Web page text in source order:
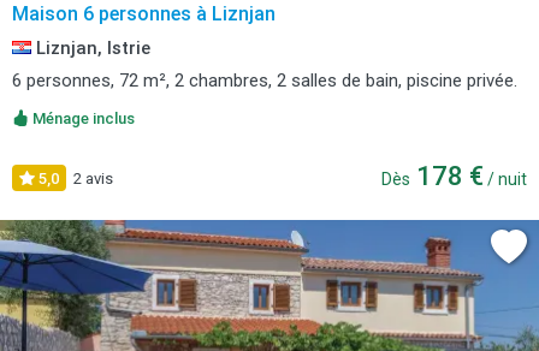
Maison 6 personnes à Liznjan
Liznjan, Istrie
6 personnes, 72 m², 2 chambres, 2 salles de bain, piscine privée.
Ménage inclus
5,0 2 avis Dès 178 € / nuit